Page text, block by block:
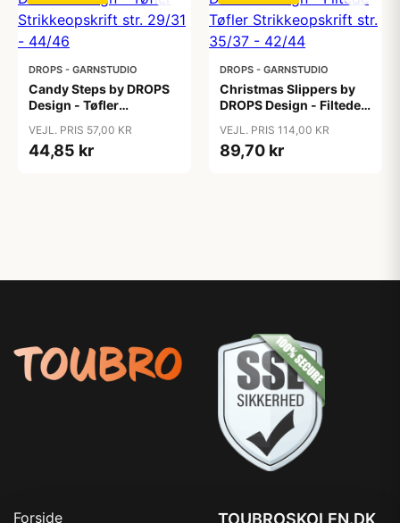
DROPS - GARNSTUDIO
Candy Steps by DROPS
Design - Tøfler
- 44/46
VEJL. PRIS 57,00 KR
44,85 kr
DROPS - GARNSTUDIO
Christmas Slippers by
DROPS Design - Filtede
35/37 - 42/44
VEJL. PRIS 114,00 KR
89,70 kr
Forside